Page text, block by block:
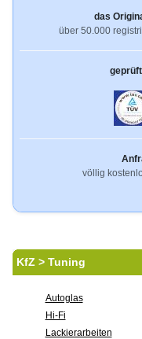
das
über 50.000
völlig
KfZ > Tuning
Autoglas
Hi-Fi
Lackierarbeiten